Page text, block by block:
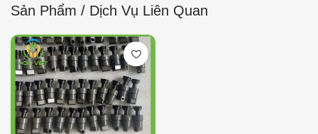
Sản Phẩm / Dịch Vụ Liên Quan